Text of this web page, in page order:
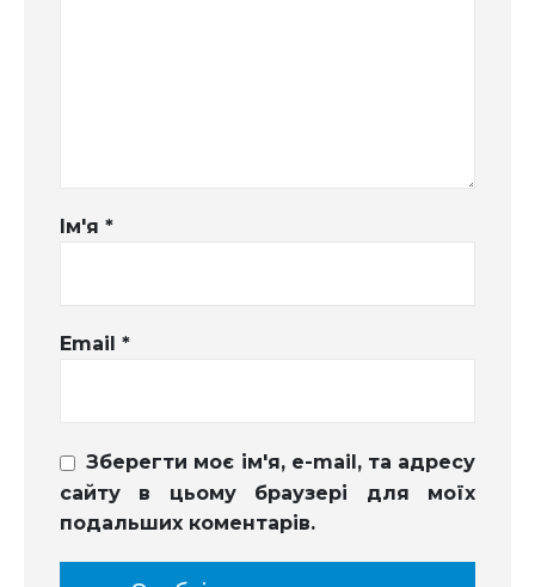
Ім'я *
Email *
Зберегти моє ім'я, e-mail, та адресу
сайту в цьому браузері для моїх
подальших коментарів.